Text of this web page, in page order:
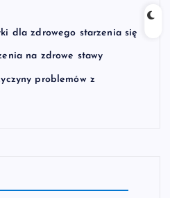
dla zdrowego starzenia się
na zdrowe stawy
problemów z